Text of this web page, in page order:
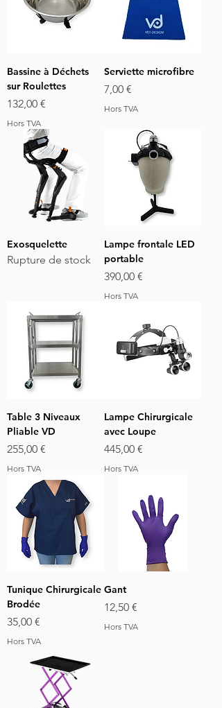
Bassine à Déchets
sur Roulettes
Prix
132,00 €
Hors TVA
Serviette microfibre
Prix
7,00 €
Hors TVA
Exosquelette
Rupture de stock
Lampe frontale LED
portable
Prix
390,00 €
Hors TVA
Table 3 Niveaux
Pliable VD
Prix
255,00 €
Hors TVA
Lampe Chirurgicale
avec Loupe
Prix
445,00 €
Hors TVA
Tunique Chirurgicale
Brodée
Prix
35,00 €
Hors TVA
Gant
Prix
12,50 €
Hors TVA